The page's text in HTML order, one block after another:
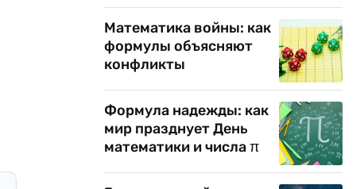
Математика войны: как
формулы объясняют
конфликты
Формула надежды: как
мир празднует День
математики и числа π